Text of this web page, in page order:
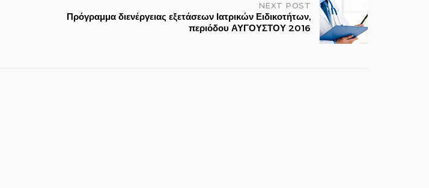
NEXT POST
Πρόγραμμα διενέργειας εξετάσεων Ιατρικών Ειδικοτήτων,
περιόδου ΑΥΓΟΥΣΤΟΥ 2016